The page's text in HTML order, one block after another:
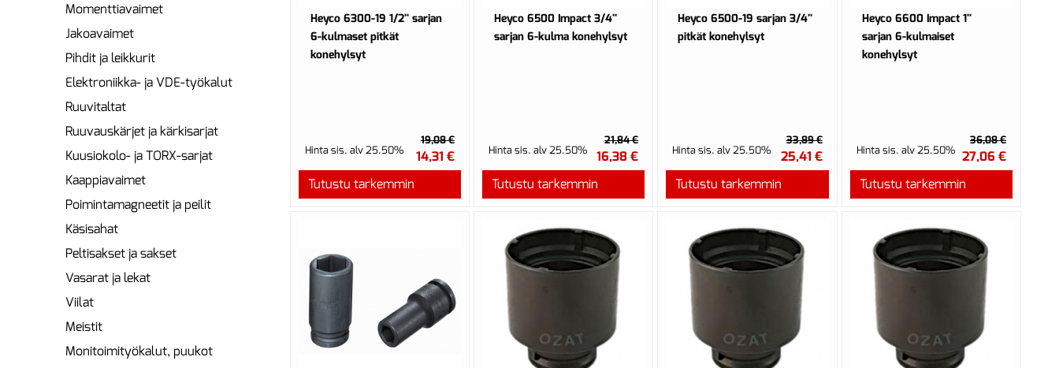
Momenttiavaimet
Jakoavaimet
Pihdit ja leikkurit
Elektroniikka- ja VDE-työkalut
Ruuvitaltat
Ruuvauskärjet ja kärkisarjat
Kuusiokolo- ja TORX-sarjat
Kaappiavaimet
Poimintamagneetit ja peilit
Käsisahat
Peltisakset ja sakset
Vasarat ja lekat
Viilat
Meistit
Monitoimityökalut, puukot
Heyco 6300-19 1/2'' sarjan
6-kulmaset pitkät
konehylsyt
Hinta sis. alv 25.50%
19,08 €
14,31 €
Tutustu tarkemmin
Heyco 6500 Impact 3/4''
sarjan 6-kulma konehylsyt
Hinta sis. alv 25.50%
21,84 €
16,38 €
Tutustu tarkemmin
Heyco 6500-19 sarjan 3/4''
pitkät konehylsyt
Hinta sis. alv 25.50%
33,89 €
25,41 €
Tutustu tarkemmin
Heyco 6600 Impact 1''
sarjan 6-kulmaiset
konehylsyt
Hinta sis. alv 25.50%
36,08 €
27,06 €
Tutustu tarkemmin